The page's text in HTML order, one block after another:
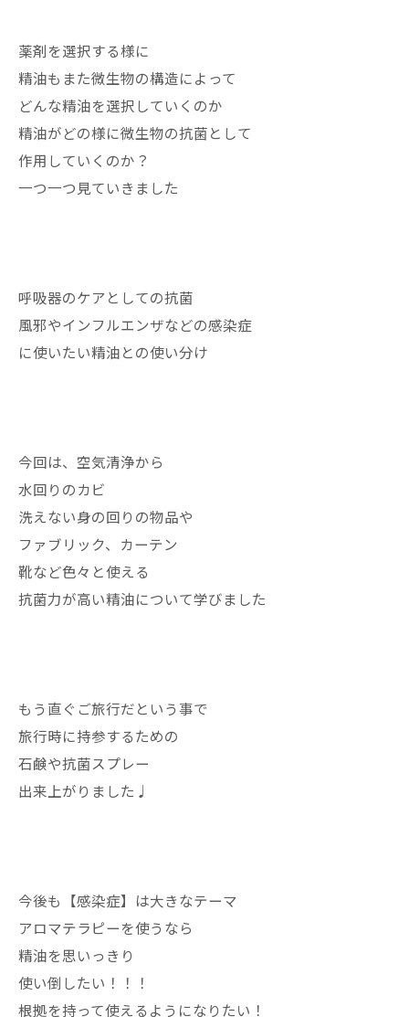
薬剤を選択する様に
精油もまた微生物の構造によって
どんな精油を選択していくのか
精油がどの様に微生物の抗菌として
作用していくのか？
一つ一つ見ていきました
呼吸器のケアとしての抗菌
風邪やインフルエンザなどの感染症
に使いたい精油との使い分け
今回は、空気清浄から
水回りのカビ
洗えない身の回りの物品や
ファブリック、カーテン
靴など色々と使える
抗菌力が高い精油について学びました
もう直ぐご旅行だという事で
旅行時に持参するための
石鹸や抗菌スプレー
出来上がりました♩
今後も【感染症】は大きなテーマ
アロマテラピーを使うなら
精油を思いっきり
使い倒したい！！！
根拠を持って使えるようになりたい！